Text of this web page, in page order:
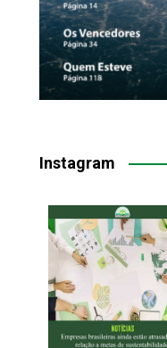
Instagram